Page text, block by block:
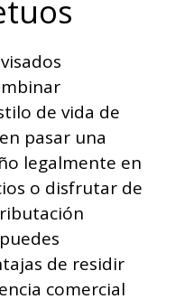
de vida de
pasar una
legalmente en
o disfrutar de
de residir
comercial